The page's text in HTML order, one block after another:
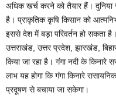
अधिक खर्च करने को तैयार हैं। दुनिया
है। प्राकृतिक कृषि किसान को
इससे देश में बड़ा परिवर्तन हो सकता है।
उत्तराखंड, उत्तर प्रदेश, झारखंड,
किया जा रहा है। गंगा नदी के किनारे
लाभ यह होगा कि गंगा किनारे
प्रदूषण से बचाया जा सकेगा।